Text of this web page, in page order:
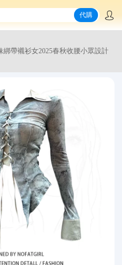
代購
綁帶襯衫女2025春秋收腰小眾設計